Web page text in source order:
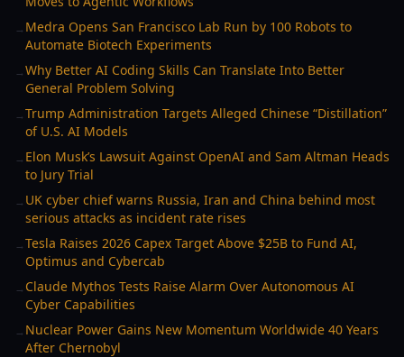
→ Medra Opens San Francisco Lab Run by 100 Robots to
Automate Biotech Experiments
→Why Better AI Coding Skills Can Translate Into Better
General Problem Solving
→Trump Administration Targets Alleged Chinese “Distillation”
of U.S. AI Models
→ Elon Musk’s Lawsuit Against OpenAI and Sam Altman Heads
to Jury Trial
→ UK cyber chief warns Russia, Iran and China behind most
serious attacks as incident rate rises
→Tesla Raises 2026 Capex Target Above $25B to Fund AI,
Optimus and Cybercab
→ Claude Mythos Tests Raise Alarm Over Autonomous AI
Cyber Capabilities
→ Nuclear Power Gains New Momentum Worldwide 40 Years
After Chernobyl